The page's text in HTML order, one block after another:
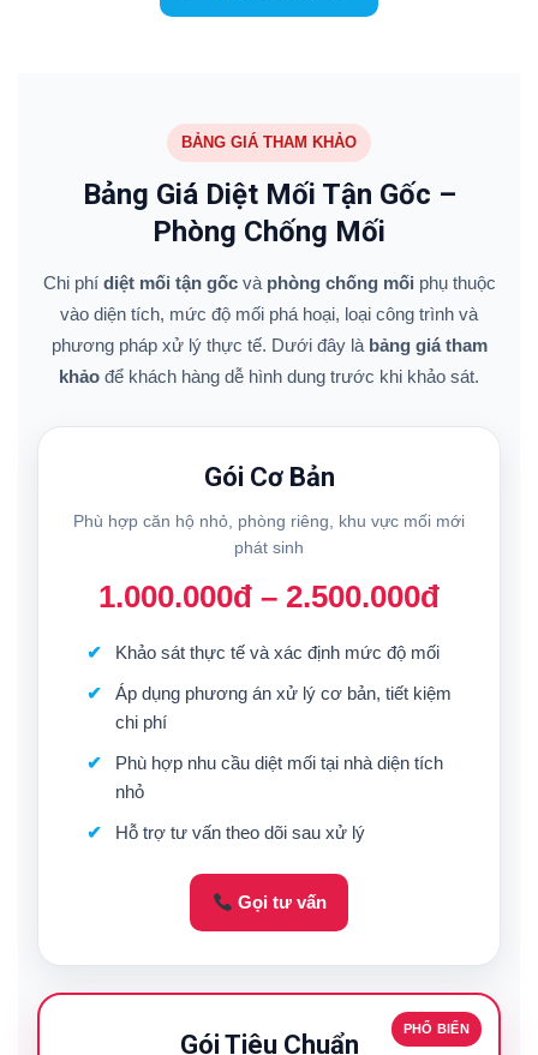
BẢNG GIÁ THAM KHẢO
Bảng Giá Diệt Mối Tận Gốc –
Phòng Chống Mối
Chi phí diệt mối tận gốcvà phòng chống mối phụ thuộc
vào diện tích, mức độ mối phá hoại, loại công trình và
phương pháp xử lý thực tế. Dưới đây là bảng giá tham
khảo để khách hàng dễ hình dung trước khi khảo sát.
Gói Cơ Bản
Phù hợp căn hộ nhỏ, phòng riêng, khu vực mối mới
phát sinh
1.000.000đ – 2.500.000đ
Khảo sát thực tế và xác định mức độ mối
Áp dụng phương án xử lý cơ bản, tiết kiệm
chi phí
Phù hợp nhu cầu diệt mối tại nhà diện tích
nhỏ
Hỗ trợ tư vấn theo dõi sau xử lý
Gọi tư vấn
PHỔ BIẾN
Gói Tiêu Chuẩn